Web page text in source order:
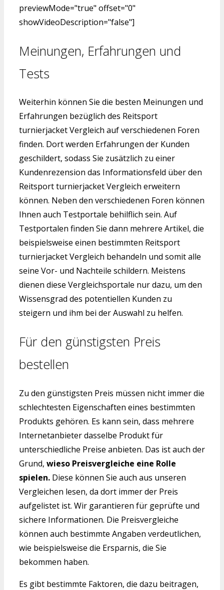
previewMode="true" offset="0"
showVideoDescription="false"]
Meinungen, Erfahrungen und
Tests
Weiterhin können Sie die besten Meinungen und
Erfahrungen bezüglich des Reitsport
turnierjacket Vergleich auf verschiedenen Foren
finden. Dort werden Erfahrungen der Kunden
geschildert, sodass Sie zusätzlich zu einer
Kundenrezension das Informationsfeld über den
Reitsport turnierjacket Vergleich erweitern
können. Neben den verschiedenen Foren können
Ihnen auch Testportale behilflich sein. Auf
Testportalen finden Sie dann mehrere Artikel, die
beispielsweise einen bestimmten Reitsport
turnierjacket Vergleich behandeln und somit alle
seine Vor- und Nachteile schildern. Meistens
dienen diese Vergleichsportale nur dazu, um den
Wissensgrad des potentiellen Kunden zu
steigern und ihm bei der Auswahl zu helfen.
Für den günstigsten Preis
bestellen
Zu den günstigsten Preis müssen nicht immer die
schlechtesten Eigenschaften eines bestimmten
Produkts gehören. Es kann sein, dass mehrere
Internetanbieter dasselbe Produkt für
unterschiedliche Preise anbieten. Das ist auch der
Grund, wieso Preisvergleiche eine Rolle
spielen. Diese können Sie auch aus unseren
Vergleichen lesen, da dort immer der Preis
aufgelistet ist. Wir garantieren für geprüfte und
sichere Informationen. Die Preisvergleiche
können auch bestimmte Angaben verdeutlichen,
wie beispielsweise die Ersparnis, die Sie
bekommen haben.
Es gibt bestimmte Faktoren, die dazu beitragen,